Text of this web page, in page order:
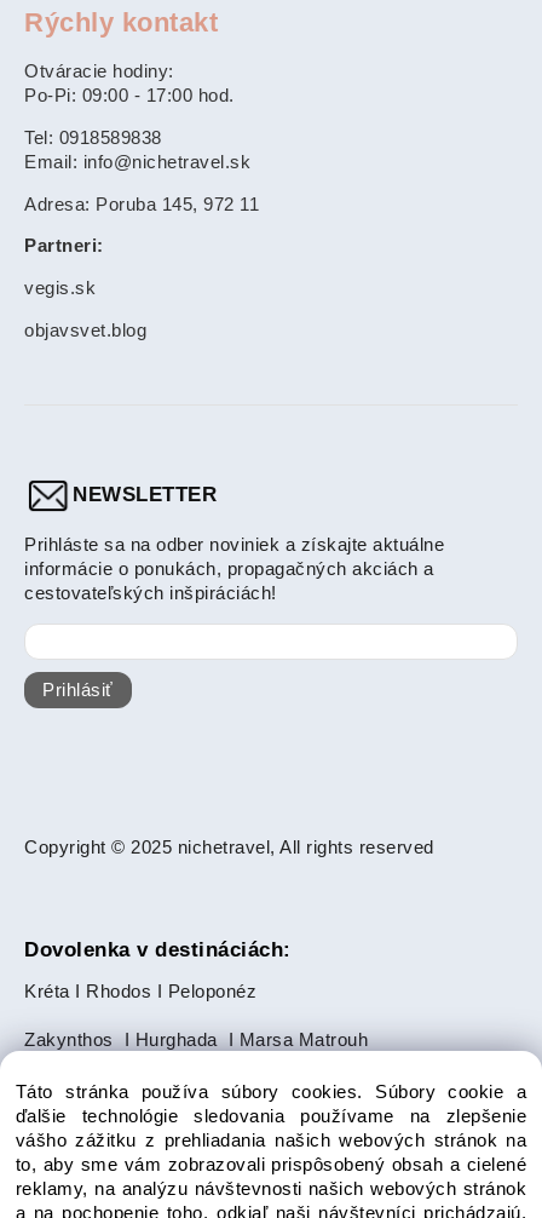
Rýchly kontakt
Otváracie hodiny:
Po-Pi: 09:00 - 17:00 hod.
Tel: 0918589838
Email: info@nichetravel.sk
Adresa: Poruba 145, 972 11
Partneri:
vegis.sk
objavsvet.blog
NEWSLETTER
Prihláste sa na odber noviniek a získajte aktuálne
informácie o ponukách, propagačných akciách a
cestovateľských inšpiráciách!
Prihlásiť
Copyright © 2025 nichetravel, All rights reserved
Dovolenka v destináciách:
Kréta Rhodos Peloponéz
Zakynthos Hurghada Marsa Matrouh
Slnečné pobrežieI Zlaté Piesky
Makarská riviéra Ayia Napa IPaphos
SalalahIPunta Cana
Táto stránka používa súbory cookies. Súbory cookie a
ďalšie technológie sledovania používame na zlepšenie
vášho zážitku z prehliadania našich webových stránok na
to, aby sme vám zobrazovali prispôsobený obsah a cielené
reklamy, na analýzu návštevnosti našich webových stránok
a na pochopenie toho, odkiaľ naši návštevníci prichádzajú.